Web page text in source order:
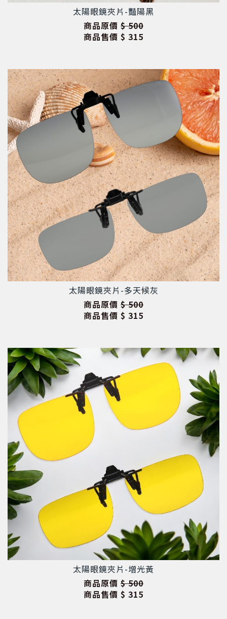
太陽眼鏡夾片-豔陽黑
商品原價 $ 500
商品售價 $ 315
太陽眼鏡夾片-多天候灰
商品原價 $ 500
商品售價 $ 315
太陽眼鏡夾片-增光黃
商品原價 $ 500
商品售價 $ 315